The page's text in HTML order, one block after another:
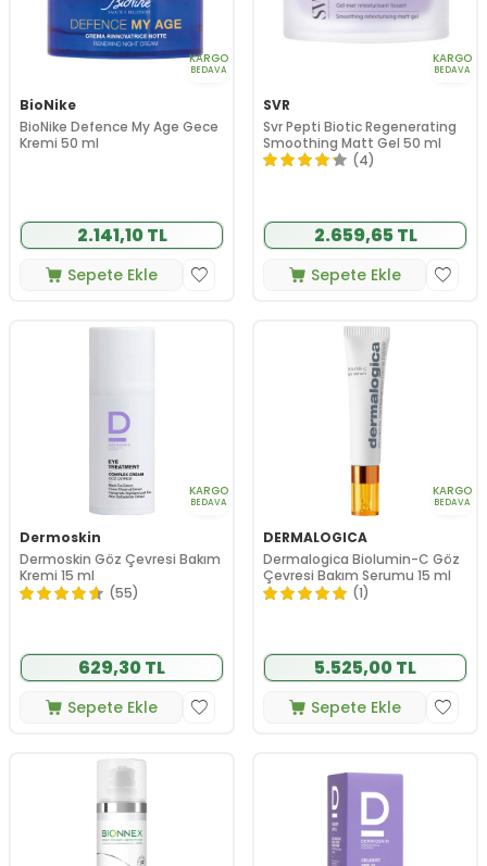
KARGO
BEDAVA
BioNike
BioNike Defence My Age Gece
Kremi 50 ml
2.141,10 TL
Sepete Ekle
KARGO
BEDAVA
SVR
Svr Pepti Biotic Regenerating
Smoothing Matt Gel 50 ml
(4)
2.659,65 TL
Sepete Ekle
KARGO
BEDAVA
Dermoskin
Dermoskin Göz Çevresi Bakım
Kremi 15 ml
(55)
629,30 TL
Sepete Ekle
KARGO
BEDAVA
DERMALOGICA
Dermalogica Biolumin-C Göz
Çevresi Bakım Serumu 15 ml
(1)
5.525,00 TL
Sepete Ekle